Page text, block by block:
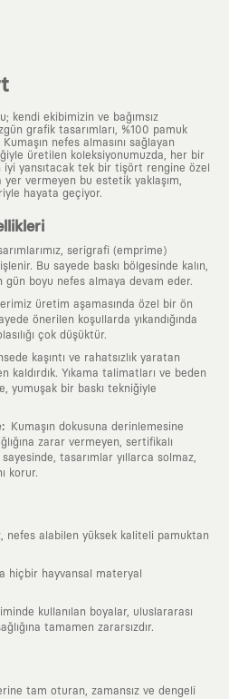
kendi ekibimizin ve bağımsız
grafik tasarımları, %100 pamuk
nefes almasını sağlayan
üretilen koleksiyonumuzda, her bir
yansıtacak tek bir tişört rengine özel
yer vermeyen bu estetik yaklaşım,
hayata geçiyor.
serigrafi (emprime)
Bu sayede baskı bölgesinde kalın,
boyu nefes almaya devam eder.
üretim aşamasında özel bir ön
önerilen koşullarda yıkandığında
çok düşüktür.
kaşıntı ve rahatsızlık yaratan
Yıkama talimatları ve beden
yumuşak bir baskı tekniğiyle
:
Kumaşın dokusuna derinlemesine
zarar vermeyen, sertifikalı
tasarımlar yıllarca solmaz,
korur.
nefes alabilen yüksek kaliteli pamuktan
hiçbir hayvansal materyal
kullanılan boyalar, uluslararası
tamamen zararsızdır.
tam oturan, zamansız ve dengeli